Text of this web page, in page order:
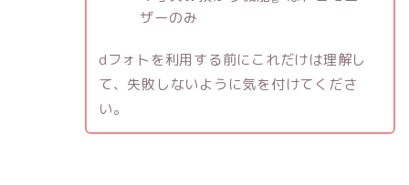
ザーのみ
dフォトを利用する前にこれだけは理解し
て、失敗しないように気を付けてくださ
い。